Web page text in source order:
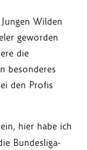
Wilden
geworden
die
besonderes
den Profis
hier habe ich
Bundesliga-